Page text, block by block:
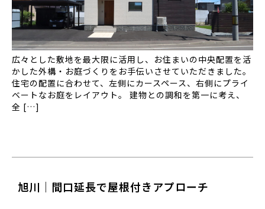
広々とした敷地を最大限に活用し、お住まいの中央配置を活
かした外構・お庭づくりをお手伝いさせていただきました。
住宅の配置に合わせて、左側にカースペース、右側にプライ
ベートなお庭をレイアウト。 建物との調和を第一に考え、
全 […]
旭川｜間口延長で屋根付きアプローチ